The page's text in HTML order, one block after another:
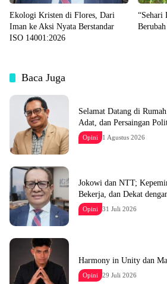
Ekologi Kristen di Flores, Dari
Iman ke Aksi Nyata Berstandar
ISO 14001:2026
“Sehari
Baca Juga
Selamat Datang di
Adat, dan Persaingan
Opini 1 Agustus 2026
Jokowi dan NTT;
Bekerja, dan Dekat
Opini 31 Juli 2026
Harmony in Unity dan
Opini 29 Juli 2026